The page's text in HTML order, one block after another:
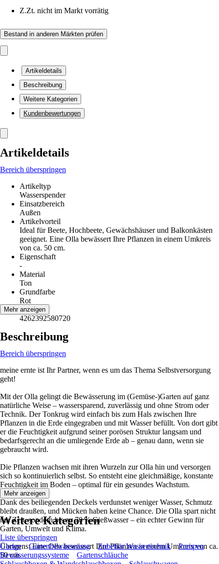
Z.Zt. nicht im Markt vorrätig
Bestand in anderen Märkten prüfen
Artikeldetails
Beschreibung
Weitere Kategorien
Kundenbewertungen
Artikeldetails
Bereich überspringen
Artikeltyp
Wasserspender
Einsatzbereich
Außen
Artikelvorteil
Ideal für Beete, Hochbeete, Gewächshäuser und Balkonkästen
geeignet. Eine Olla bewässert Ihre Pflanzen in einem Umkreis
von ca. 50 cm.
Eigenschaft
-
Material
Ton
Grundfarbe
Rot
EAN
4262392580720
Mehr anzeigen
Beschreibung
Bereich überspringen
meine ernte ist Ihr Partner, wenn es um das Thema Selbstversorgung
geht!
Mit der Olla gelingt die Bewässerung im (Gemüse-)Garten auf ganz
natürliche Weise – wassersparend, zuverlässig und ohne Strom oder
Technik. Der Tonkrug wird einfach bis zum Hals zwischen Ihre
Pflanzen in die Erde eingegraben und mit Wasser befüllt. Von dort gibt
er die Feuchtigkeit aufgrund seiner porösen Struktur langsam und
bedarfsgerecht an die umliegende Erde ab – genau dann, wenn sie
gebraucht wird.
Die Pflanzen wachsen mit ihren Wurzeln zur Olla hin und versorgen
sich so kontinuierlich selbst. So entsteht eine gleichmäßige, konstante
Feuchtigkeit im Boden – optimal für ein gesundes Wachstum.
Dank des beiliegenden Deckels verdunstet weniger Wasser, Schmutz
bleibt draußen, und Mücken haben keine Chance. Die Olla spart nicht
nur Zeit, sondern bis zu 70 % Gießwasser – ein echter Gewinn für
Garten, Umwelt und Klima.
Übrigens: Eine Olla bewässert Ihre Pflanzen in einem Umkreis von ca.
50 cm.
Mehr anzeigen
Weitere Kategorien
Liste überspringen
Garten
Gartenbewässerung Zubehör Wassertechnik
Pumpen
Bewässerungssysteme
Gartenschläuche